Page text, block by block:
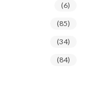
(6)
(85)
(34)
(84)